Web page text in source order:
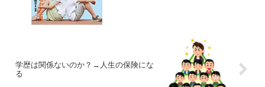
学歴は関係ないのか？→人生の保険にな
る